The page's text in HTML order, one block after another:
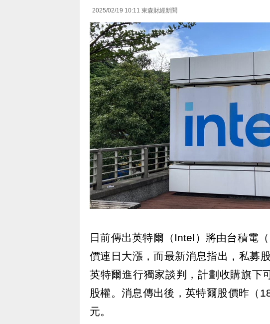
2025/02/19 10:11 東森財經新聞
日前傳出英特爾（Intel）將由台積電
價連日大漲，而最新消息指出，私募
英特爾進行獨家談判，計劃收購旗下
股權。消息傳出後，英特爾股價昨（
元。